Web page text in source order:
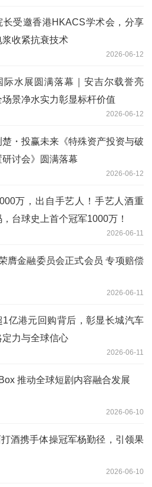
长受邀香港HKACS学术会，分享
浆收紧抗衰技术
2026-06-12
际水展圆满落幕｜安吉尔载誉亮
场景净水实力彰显标杆价值
2026-06-12
楚・投赢未来《特殊资产投资与破
研讨会》圆满落幕
2026-06-12
万，出自手艺人！手艺人酒重
台球史上首个冠军1000万！
2026-06-11
膺金融委员会正式会员 专项赔偿
2026-06-11
1亿港元回购背后，彰显长城汽车
定力与全球信心
2026-06-11
推动全球短剧内容融合发展
2026-06-10
酒携手体操冠军杨勤径，引领果
2026-06-10